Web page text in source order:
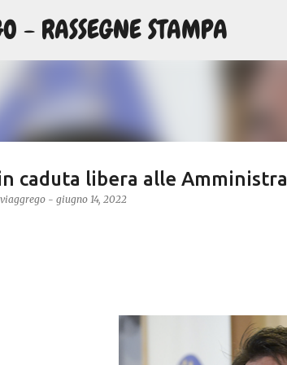
- RASSEGNE STAMPA
caduta libera alle
viaggrego - giugno 14, 2022